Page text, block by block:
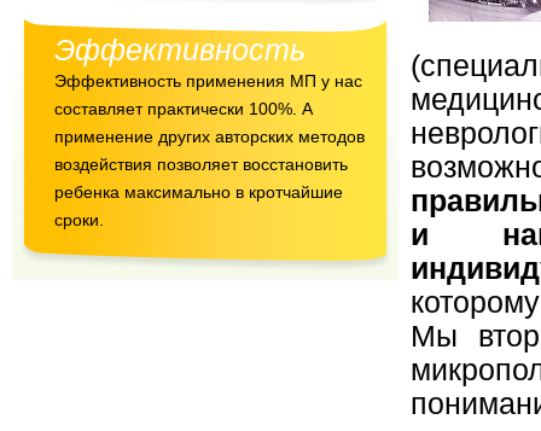
Эффективность
Эффективность применения МП у нас
составляет практически 100%. А
применение других авторских методов
воздействия позволяет восстановить
ребенка максимально в кротчайшие
сроки.
и
Мы